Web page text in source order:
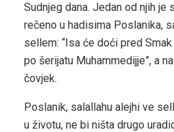
Sudnjeg dana. Jedan od njih je
rečeno u hadisima Poslanika,
sellem: “Isa će doći pred
po šerijatu Muhammedijje”, a
čovjek.
Poslanik, salallahu alejhi ve
u životu, ne bi ništa drugo